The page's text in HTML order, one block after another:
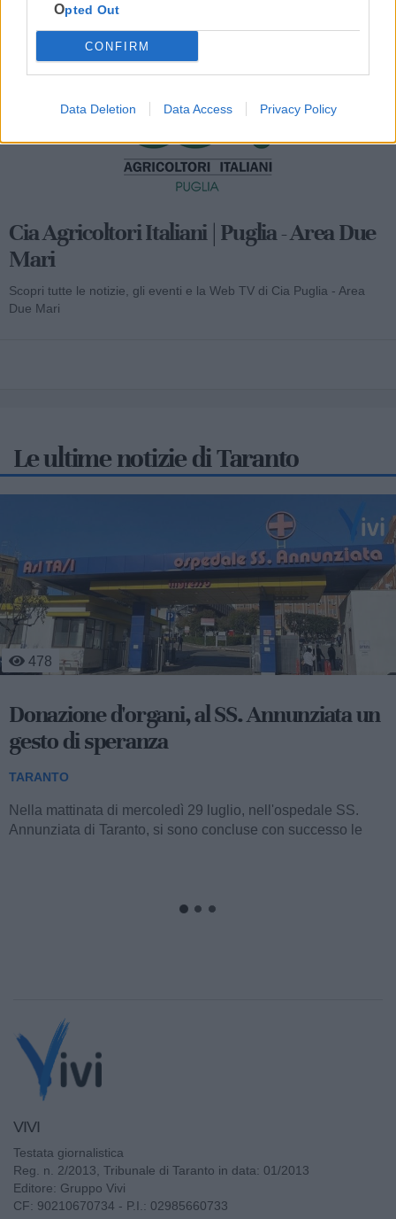
Opted Out
CONFIRM
Data Deletion Data Access Privacy Policy
Mondo CIA
Cia Agricoltori Italiani | Puglia - Area Due
Mari
Scopri tutte le notizie, gli eventi e la Web TV di Cia Puglia - Area
Due Mari
Le ultime notizie di Taranto
529
Agricoltura, a Massafra si coltiva
l'innovazione del CSR
TARANTO
Nella sede operativa del Consorzio Global Fresh
Fruit (collocata al km 640+400 della Strada Statale 7 Appia,
VIVI
Testata giornalistica
Reg. n. 2/2013, Tribunale di Taranto in data: 01/2013
Editore: Gruppo Vivi
CF: 90210670734 - P.I.: 02985660733